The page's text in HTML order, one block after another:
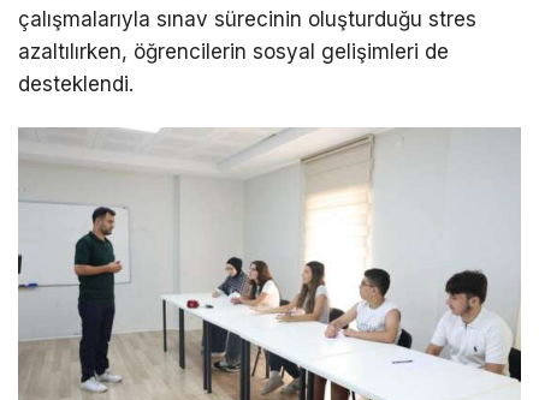
çalışmalarıyla sınav sürecinin oluşturduğu stres
azaltılırken, öğrencilerin sosyal gelişimleri de
desteklendi.